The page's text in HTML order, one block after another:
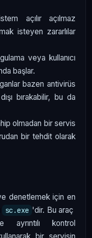
açılır açılmaz
isteyen zararlılar
veya kullanıcı
başlar.
bazen antivirüs
bırakabilir, bu da
olmadan bir servis
bir tehdit olarak
denetlemek için en
sc.exe 'dir. Bu araç
ayrıntılı kontrol